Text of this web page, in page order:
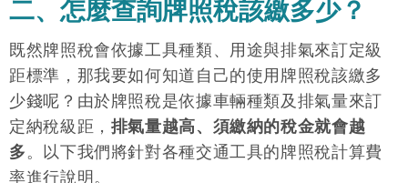
二、怎麼查詢牌照稅該繳多少？
既然牌照稅會依據工具種類、用途與排氣來訂定級
距標準，那我要如何知道自己的使用牌照稅該繳多
少錢呢？由於牌照稅是依據車輛種類及排氣量來訂
定納稅級距， 排氣量越高、須繳納的稅金就會越
多。以下我們將針對各種交通工具的牌照稅計算費
率進行說明。